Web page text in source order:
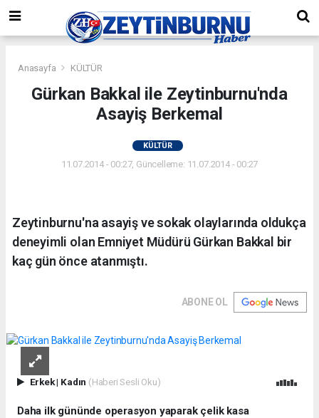
Anasayfa KÜLTÜR
Gürkan Bakkal ile Zeytinburnu'nda
Asayiş Berkemal
KÜLTÜR
11.07.2014 - 00:27, Güncelleme: 11.07.2014 - 00:27
Zeytinburnu'na asayiş ve sokak olaylarında oldukça
deneyimli olan Emniyet Müdürü Gürkan Bakkal bir
kaç gün önce atanmıştı.
ABONE OL
Erkek| Kadın (Haberi Sesli Oku)
Daha ilk gününde operasyon yaparak çelik kasa